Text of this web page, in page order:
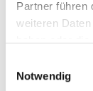
Partner führen
weiteren
haben oder
Notwendig
UVP : €
First Love